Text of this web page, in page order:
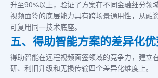
升至90%以上，验证了方案在不同金融细分领
视频面签的底层能力具有跨场景通用性，从融
可复用同一技术底座。
五、得助智能方案的差异化
得助智能在远程视频面签领域的竞争力，建立
研、利旧升级和无损传输四个差异化维度上。